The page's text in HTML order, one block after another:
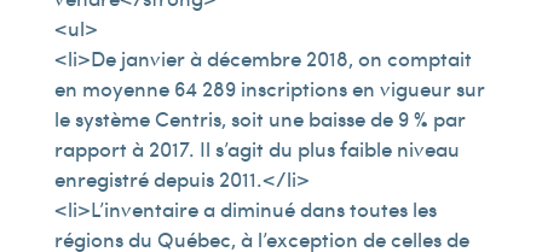
<ul>
<li>De janvier à décembre 2018, on comptait
en moyenne 64 289 inscriptions en vigueur sur
le système Centris, soit une baisse de 9 % par
rapport à 2017. Il s’agit du plus faible niveau
enregistré depuis 2011.</li>
<li>L’inventaire a diminué dans toutes les
régions du Québec, à l’exception de celles de